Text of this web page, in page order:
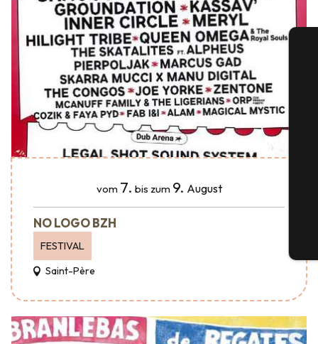
vom 7. bis zum 9. August
NO LOGO BZH
FESTIVAL
Saint-Père